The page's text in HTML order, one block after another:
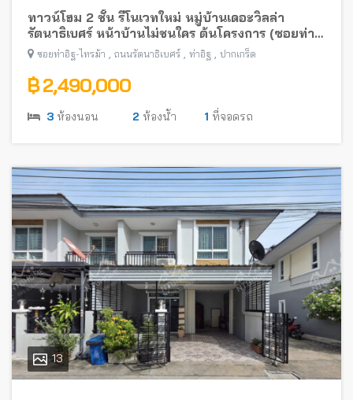
ทาวน์โฮม 2 ชั้น รีโนเวทใหม่ หมู่บ้านเดอะวิลล่า
รัตนาธิเบศร์ หน้าบ้านไม่ชนใคร ต้นโครงการ (ซอยท่า
อิฐ-ไทรม้า) พร้อมอยู่ ใกล้รถไฟฟ้าสายสีม่วง
ซอยท่าอิฐ-ไทรม้า , ถนนรัตนาธิเบศร์ , ท่าอิฐ , ปากเกร็ด
฿ 2,490,000
3 ห้องนอน 2 ห้องน้ำ 1 ที่จอดรถ
13